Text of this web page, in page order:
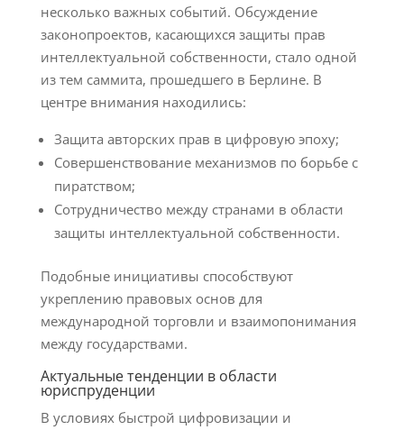
несколько важных событий. Обсуждение
законопроектов, касающихся защиты прав
интеллектуальной собственности, стало одной
из тем саммита, прошедшего в Берлине. В
центре внимания находились:
Защита авторских прав в цифровую эпоху;
Совершенствование механизмов по борьбе с
пиратством;
Сотрудничество между странами в области
защиты интеллектуальной собственности.
Подобные инициативы способствуют
укреплению правовых основ для
международной торговли и взаимопонимания
между государствами.
Актуальные тенденции в области
юриспруденции
В условиях быстрой цифровизации и